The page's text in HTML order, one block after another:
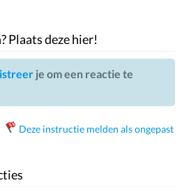
Plaats deze hier!
je om een reactie te
Deze instructie melden als ongepast